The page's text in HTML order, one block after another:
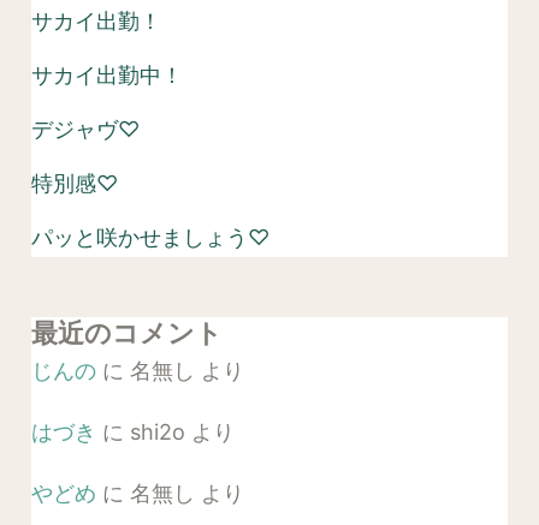
サカイ出勤！
サカイ出勤中！
デジャヴ♡
特別感♡
パッと咲かせましょう♡
最近のコメント
じんのに 名無し より
はづき に shi2o より
やどめ に 名無し より